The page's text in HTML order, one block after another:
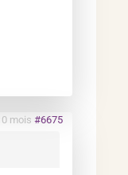
mois #6675